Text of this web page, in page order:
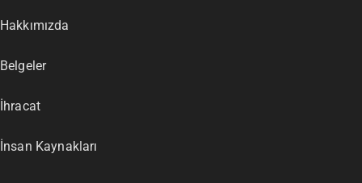
Hakkımızda
Belgeler
İhracat
İnsan Kaynakları